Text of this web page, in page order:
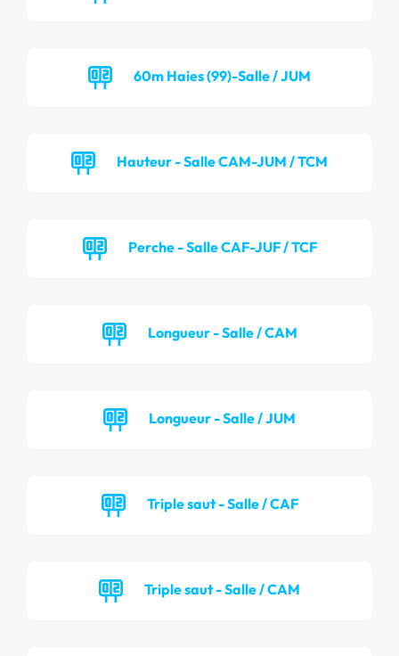
60m Haies (99)-Salle / JUM
Hauteur - Salle CAM-JUM / TCM
Perche - Salle CAF-JUF / TCF
Longueur - Salle / CAM
Longueur - Salle / JUM
Triple saut - Salle / CAF
Triple saut - Salle / CAM